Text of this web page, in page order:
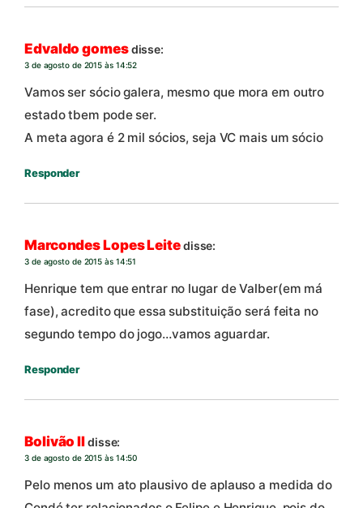
Edvaldo gomesdisse:
3 de agosto de 2015 às 14:52
Vamos ser sócio galera, mesmo que mora em outro
estado tbem pode ser.
A meta agora é 2 mil sócios, seja VC mais um sócio
Responder
Marcondes Lopes Leitedisse:
3 de agosto de 2015 às 14:51
Henrique tem que entrar no lugar de Valber(em má
fase), acredito que essa substituição será feita no
segundo tempo do jogo…vamos aguardar.
Responder
Bolivão IIdisse:
3 de agosto de 2015 às 14:50
Pelo menos um ato plausivo de aplauso a medida do